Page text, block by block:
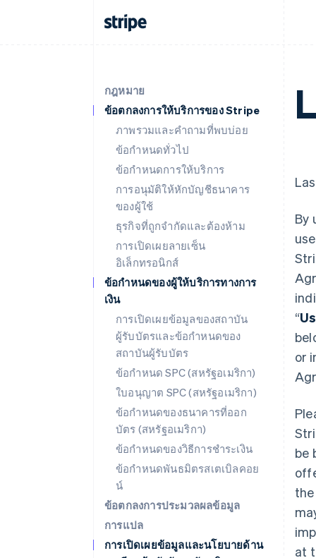
กฎหมาย
ข้อตกลงการให้บริการของ Stripe
ภาพรวมและคำถามที่พบบ่อย
ข้อกำหนดทั่วไป
ข้อกำหนดการให้บริการ
การอนุมัติให้หักบัญชีธนาคาร
ของผู้ใช้
ธุรกิจที่ถูกจำกัดและต้องห้าม
การเปิดเผยลายเซ็น
อิเล็กทรอนิกส์
ข้อกำหนดของผู้ให้บริการทางการ
เงิน
การเปิดเผยข้อมูลของสถาบัน
ผู้รับบัตรและข้อกำหนดของ
สถาบันผู้รับบัตร
ข้อกำหนด SPC (สหรัฐอเมริกา)
ใบอนุญาต SPC (สหรัฐอเมริกา)
ข้อกำหนดของธนาคารที่ออก
บัตร (สหรัฐอเมริกา)
ข้อกำหนดของวิธีการชำระเงิน
ข้อกำหนดพันธมิตรสเตเบิลคอย
น์
ข้อตกลงการประมวลผลข้อมูล
การแปล
การเปิดเผยข้อมูลและนโยบายด้าน
By
“
or
be
at